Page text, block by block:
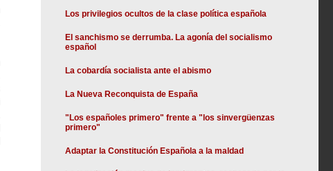
Los privilegios ocultos de la clase política española
El sanchismo se derrumba. La agonía del socialismo
español
La cobardía socialista ante el abismo
La Nueva Reconquista de España
"Los españoles primero" frente a "los sinvergüenzas
primero"
Adaptar la Constitución Española a la maldad